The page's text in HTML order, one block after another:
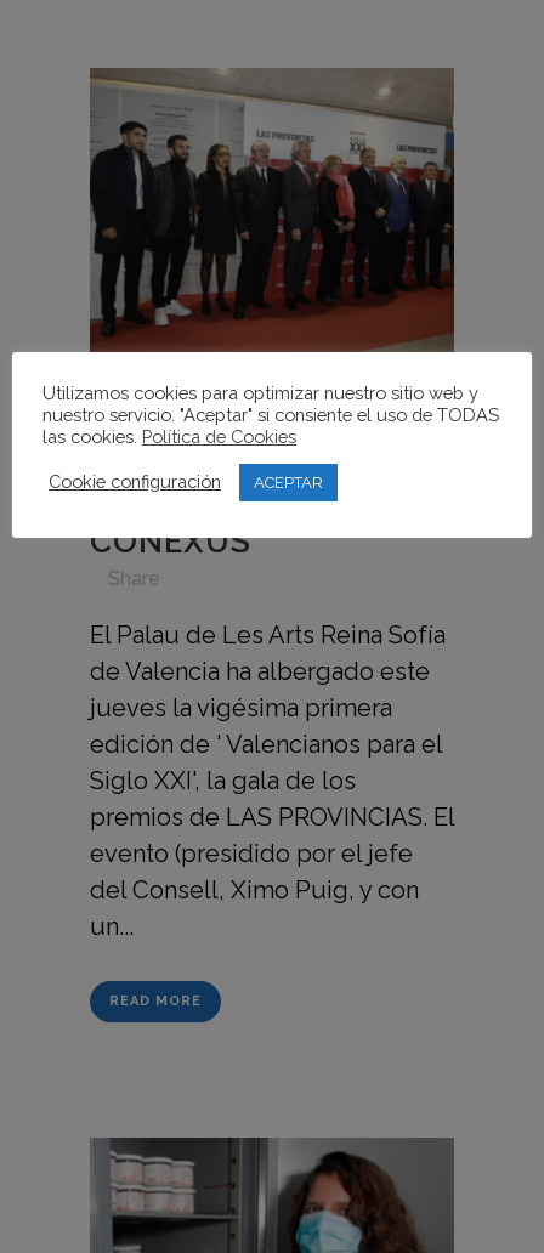
26 NOV PREMIOS LAS
PROVINCIAS PARA
FUNDACIÓN
CONEXUS
Share
El Palau de Les Arts Reina Sofía
de Valencia ha albergado este
jueves la vigésima primera
edición de ' Valencianos para el
Siglo XXI', la gala de los
premios de LAS PROVINCIAS. El
evento (presidido por el jefe
del Consell, Ximo Puig, y con
un...
READ MORE
Utilizamos cookies para optimizar nuestro sitio web y
nuestro servicio. "Aceptar" si consiente el uso de TODAS
las cookies. Política de Cookies
Cookie configuración ACEPTAR